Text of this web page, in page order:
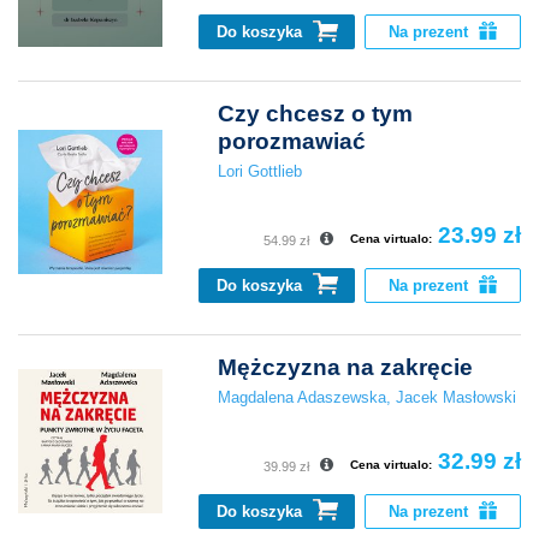
Do koszyka Na prezent
Czy chcesz o tym
porozmawiać
Lori Gottlieb
Cena virtualo: 23.99 zł
54.99 zł
Do koszyka Na prezent
Mężczyzna na zakręcie
Magdalena Adaszewska ,Jacek Masłowski
Cena virtualo: 32.99 zł
39.99 zł
Do koszyka Na prezent